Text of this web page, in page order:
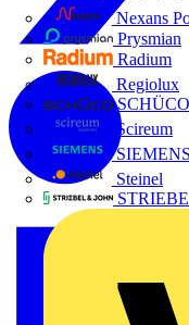
Nexans
Prysmian
Radium
Regiolux
SCHÜCO
Scireum
SIEMENS
Steinel